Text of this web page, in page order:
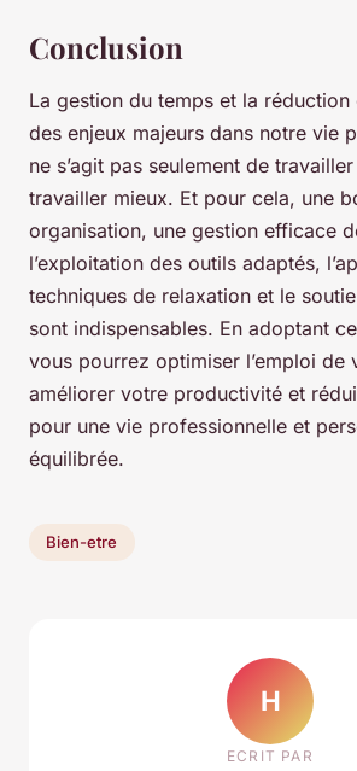
Conclusion
La gestion du temps et la réduction
des enjeux majeurs dans notre vie
ne s’agit pas seulement de
travailler mieux. Et pour cela, une
organisation, une gestion efficace
l’exploitation des outils adaptés,
techniques de relaxation et le
sont indispensables. En adoptant
vous pourrez optimiser l’emploi de
améliorer votre productivité et
pour une vie professionnelle et
équilibrée.
Bien-etre
H
ECRIT PAR